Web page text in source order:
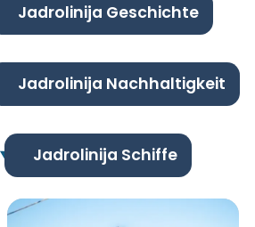
Jadrolinija Geschichte
Jadrolinija Nachhaltigkeit
Jadrolinija Schiffe